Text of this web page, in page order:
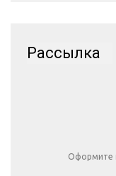
Рассылка
Оформите